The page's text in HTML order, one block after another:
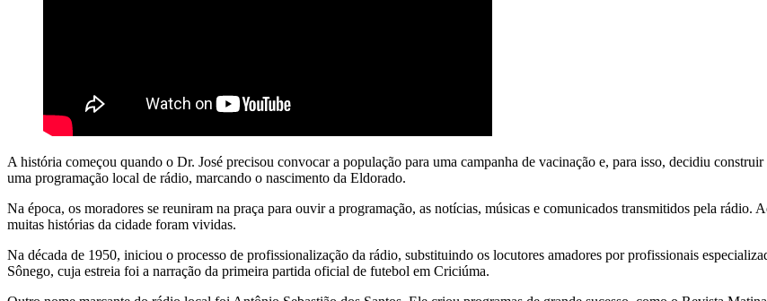
A história começou quando o Dr. José precisou convocar a população para uma campanha de vacinação e, para isso, decidiu
uma programação local de rádio, marcando o nascimento da Eldorado.
Na época, os moradores se reuniram na praça para ouvir a programação, as notícias, músicas e comunicados transmitidos pela rádio.
muitas histórias da cidade foram vividas.
Na década de 1950, iniciou o processo de profissionalização da rádio, substituindo os locutores amadores por profissionais
Sônego, cuja estreia foi a narração da primeira partida oficial de futebol em Criciúma.